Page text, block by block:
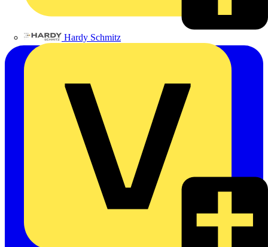
Hardy Schmitz